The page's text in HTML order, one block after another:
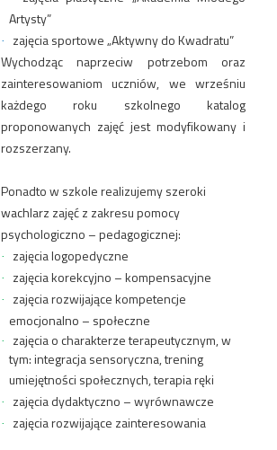
Artysty”
·
zajęcia sportowe „Aktywny do Kwadratu”
Wychodząc naprzeciw potrzebom oraz
zainteresowaniom uczniów, we wrześniu
każdego roku szkolnego katalog
proponowanych zajęć jest modyfikowany i
rozszerzany.
Ponadto w szkole realizujemy szeroki
wachlarz zajęć z zakresu pomocy
psychologiczno – pedagogicznej:
· zajęcia logopedyczne
· zajęcia korekcyjno – kompensacyjne
·
zajęcia rozwijające kompetencje
emocjonalno – społeczne
·
zajęcia o charakterze terapeutycznym, w
tym: integracja sensoryczna,trening
umiejętności społecznych, terapia ręki
· zajęcia dydaktyczno – wyrównawcze
· zajęcia rozwijające zainteresowania